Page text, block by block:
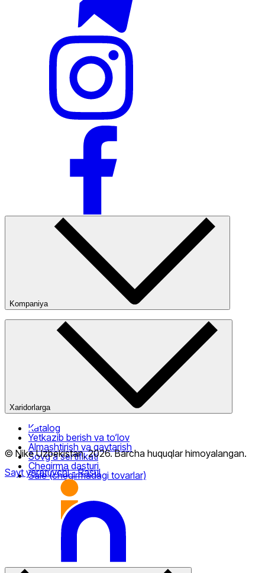
Kompaniya
Kompaniya haqida
Bizning do‘konlarimiz
Ommaviy oferta
Xaridorlarga
Katalog
Yetkazib berish va to‘lov
Almashtirish va qaytarish
Sovg‘a sertifikati
Chegirma dasturi
Sale (chegirmadagi tovarlar)
© Nike Uzbekistan,2026.Barcha huquqlar himoyalangan.
Sayt yaratuvchi- Rasul